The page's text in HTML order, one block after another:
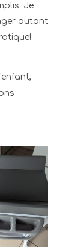
Je
autant